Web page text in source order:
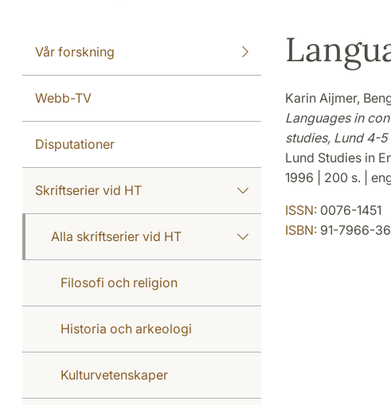
Vår forskning
Webb-TV
Disputationer
Skriftserier vid HT
Alla skriftserier vid HT
Filosofi och religion
Historia och arkeologi
Kulturvetenskaper
Karin Aijmer,
Languages in
studies, Lund 4-5
Lund Studies in
1996 | 200 s. |
ISSN:0076-1451
ISBN:91-7966-